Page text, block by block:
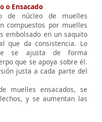
o Ensacado
de núcleo de muelles
compuestos por muelles
embolsado en un saquito
que da consistencia. Lo
se ajusta de forma
que se apoya sobre él.
justa a cada parte del
muelles ensacados, se
y se aumentan las